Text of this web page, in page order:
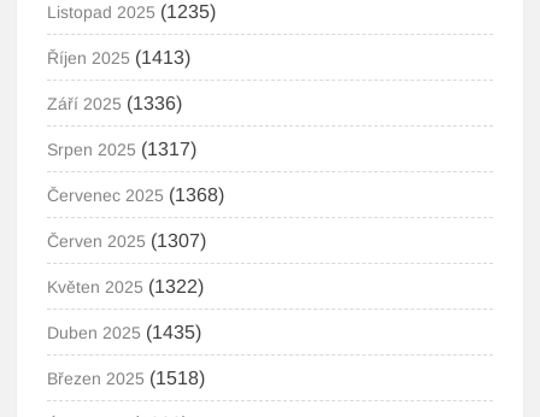
Listopad 2025 (1235)
Říjen 2025 (1413)
Září 2025 (1336)
Srpen 2025 (1317)
Červenec 2025 (1368)
Červen 2025 (1307)
Květen 2025 (1322)
Duben 2025 (1435)
Březen 2025 (1518)